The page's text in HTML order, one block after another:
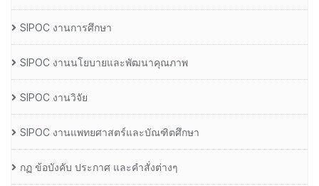
SIPOC งานการศึกษา
SIPOC งานนโยบายและพัฒนาคุณภาพ
SIPOC งานวิจัย
SIPOC งานแพทยศาสตร์และบัณฑิตศึกษา
กฏ ข้อบังคับ ประกาศ และคำสั่งต่างๆ